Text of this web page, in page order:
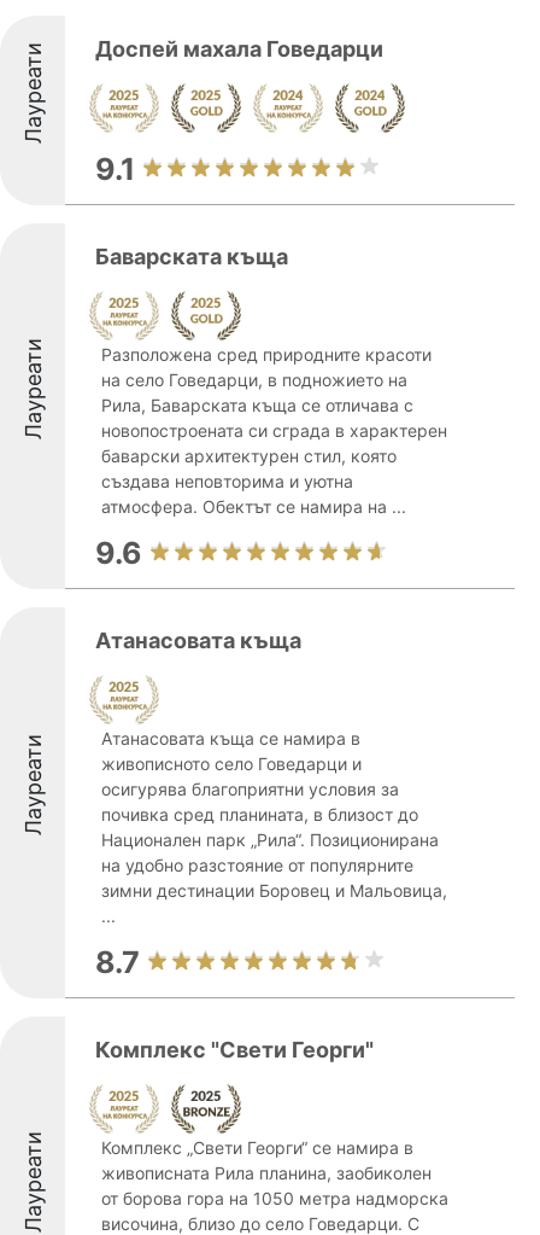
Лауреати Доспей махала Говедарци
9.1
Лауреати
Баварската къща
Разположена сред природните красоти
на село Говедарци, в подножието на
Рила, Баварската къща се отличава с
новопостроената си сграда в характерен
баварски архитектурен стил, която
създава неповторима и уютна
атмосфера. Обектът се намира на ...
9.6
Лауреати
Атанасовата къща
Атанасовата къща се намира в
живописното село Говедарци и
осигурява благоприятни условия за
почивка сред планината, в близост до
Национален парк „Рила“. Позиционирана
на удобно разстояние от популярните
зимни дестинации Боровец и Мальовица,
...
8.7
Лауреати
Комплекс "Свети Георги"
Комплекс „Свети Георги“ се намира в
живописната Рила планина, заобиколен
от борова гора на 1050 метра надморска
височина, близо до село Говедарци. С